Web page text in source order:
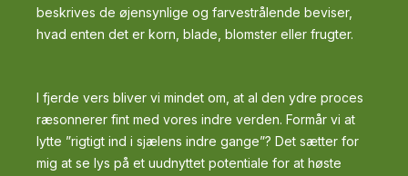
beskrives de øjensynlige og farvestrålende beviser,
hvad enten det er korn, blade, blomster eller frugter.
I fjerde vers bliver vi mindet om, at al den ydre proces
ræsonnerer fint med vores indre verden. Formår vi at
lytte ”rigtigt ind i sjælens indre gange”? Det sætter for
mig at se lys på et uudnyttet potentiale for at høste